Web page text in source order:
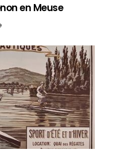
en Meuse